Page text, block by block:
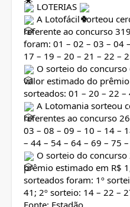
LOTERIAS
A Lotofácil sorteou
referente ao concurso
foram: 01 – 02 – 03 – 04
17 – 19 – 20 – 21 – 22 –
O sorteio do
valor estimado do
sorteados: 01 – 20 – 22 –
A Lotomania sorteou
referentes ao concurso
03 – 08 – 09 – 10 – 14 –
– 44 – 54 – 64 – 69 – 75
O sorteio do
prêmio estimado em R$
sorteados foram: 1º
41; 2º sorteio: 14 – 22 –
Fonte: Estadão